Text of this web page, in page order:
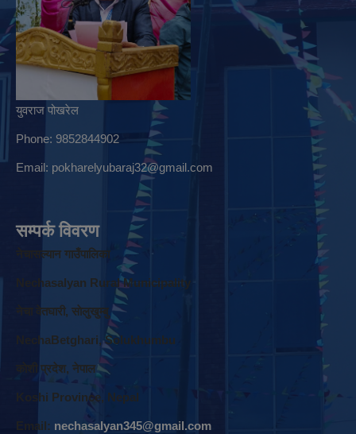
युवराज पोखरेल
Phone: 9852844902
Email: pokharelyubaraj32@gmail.com
सम्पर्क विवरण
नेचासल्यान गाउँपालिका
Nechasalyan Rural Municipality
नेचा वेतघारी, साेलुखुम्बु
NechaBetghari, Solukhumbu
काेशी प्रदेश, नेपाल
Koshi Province, Nepal
Email: nechasalyan345@gmail.com